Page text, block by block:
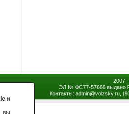
2007
ЭЛ № ФС77-57666 выдано
Контакты: admin@volzsky.ru,
и
вы